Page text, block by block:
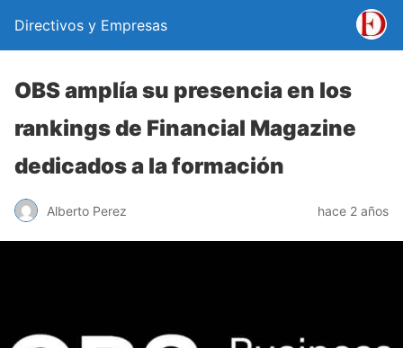
Directivos y Empresas
OBS amplía su presencia en los
rankings de Financial Magazine
dedicados a la formación
Alberto Perez hace 2 años